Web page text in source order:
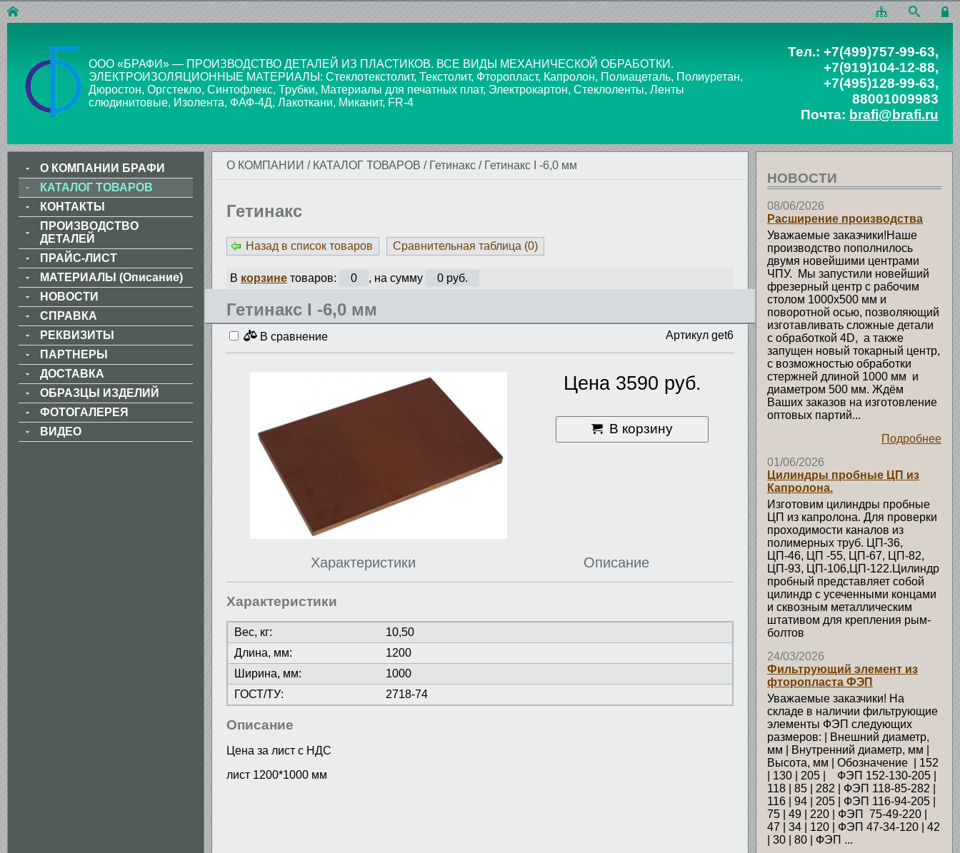
ООО «БРАФИ» — ПРОИЗВОДСТВО ДЕТАЛЕЙ ИЗ ПЛАСТИКОВ. ВСЕ ВИДЫ МЕХАНИЧЕСКОЙ ОБРАБОТКИ.
ЭЛЕКТРОИЗОЛЯЦИОННЫЕ МАТЕРИАЛЫ: Стеклотекстолит, Текстолит, Фторопласт, Капролон, Полиацеталь, Полиуретан,
Дюростон, Оргстекло, Синтофлекс, Трубки, Материалы для печатных плат, Электрокартон, Стеклоленты, Ленты
слюдинитовые, Изолента, ФАФ-4Д, Лакоткани, Миканит, FR-4
Тел.: +7(499)757-99-63,
+7(919)104-12-88,
+7(495)128-99-63,
88001009983
Почта: brafi@brafi.ru
О КОМПАНИИ / КАТАЛОГ ТОВАРОВ / Гетинакс / Гетинакс I -6,0 мм
Гетинакс
Назад в список товаров Сравнительная таблица (0)
В корзинетоваров: 0 , на сумму 0 руб.
Гетинакс I -6,0 мм
В сравнение Артикул get6
Цена 3590 руб.
В корзину
Характеристики Описание
Характеристики
Вес, кг:
10,50
Длина, мм:
1200
Ширина, мм:
1000
ГОСТ/ТУ:
2718-74
Описание
Цена за лист с НДС
лист 1200*1000 мм
О КОМПАНИИ БРАФИ
КАТАЛОГ ТОВАРОВ
КОНТАКТЫ
ПРОИЗВОДСТВО
ДЕТАЛЕЙ
ПРАЙС-ЛИСТ
МАТЕРИАЛЫ (Описание)
НОВОСТИ
СПРАВКА
РЕКВИЗИТЫ
ПАРТНЕРЫ
ДОСТАВКА
ОБРАЗЦЫ ИЗДЕЛИЙ
ФОТОГАЛЕРЕЯ
ВИДЕО
НОВОСТИ
08/06/2026
Расширение производства
Уважаемые заказчики!Наше
производство пополнилось
двумя новейшими центрами
ЧПУ. Мы запустили новейший
фрезерный центр с рабочим
столом 1000х500 мм и
поворотной осью, позволяющий
изготавливать сложные детали
с обработкой 4D, а также
запущен новый токарный центр,
с возможностью обработки
стержней длиной 1000 мм и
диаметром 500 мм. Ждём
Ваших заказов на изготовление
оптовых партий...
Подробнее
01/06/2026
Цилиндры пробные ЦП из
Капролона.
Изготовим цилиндры пробные
ЦП из капролона. Для проверки
проходимости каналов из
полимерных труб. ЦП-36,
ЦП-46, ЦП -55, ЦП-67, ЦП-82,
ЦП-93, ЦП-106,ЦП-122.Цилиндр
пробный представляет собой
цилиндр с усеченными концами
и сквозным металлическим
штативом для крепления рым-
болтов
24/03/2026
Фильтрующий элемент из
фторопласта ФЭП
Уважаемые заказчики! На
складе в наличии фильтрующие
элементы ФЭП следующих
размеров: | Внешний диаметр,
мм | Внутренний диаметр, мм |
Высота, мм | Обозначение | 152
| 130 | 205 | ФЭП 152-130-205 |
118 | 85 | 282 | ФЭП 118-85-282 |
116 | 94 | 205 | ФЭП 116-94-205 |
75 | 49 | 220 | ФЭП 75-49-220 |
47 | 34 | 120 | ФЭП 47-34-120 | 42
| 30 | 80 | ФЭП ...